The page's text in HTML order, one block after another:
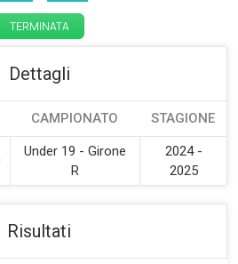
TERMINATA
Dettagli
CAMPIONATO STAGIONE
Under 19 - Girone
R
2024 -
2025
Risultati